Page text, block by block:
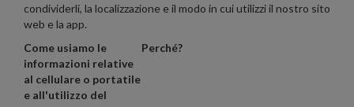
condividerli, la localizzazione e il modo in cui utilizzi il nostro sito
web e la app.
Come usiamo le
informazioni relative
al cellulare o portatile
e all'utilizzo del
Perché?